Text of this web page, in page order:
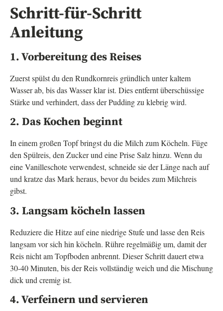
Schritt-für-Schritt
Anleitung
1. Vorbereitung des Reises
Zuerst spülst du den Rundkornreis gründlich unter kaltem
Wasser ab, bis das Wasser klar ist. Dies entfernt überschüssige
Stärke und verhindert, dass der Pudding zu klebrig wird.
2. Das Kochen beginnt
In einem großen Topf bringst du die Milch zum Köcheln. Füge
den Spülreis, den Zucker und eine Prise Salz hinzu. Wenn du
eine Vanilleschote verwendest, schneide sie der Länge nach auf
und kratze das Mark heraus, bevor du beides zum Milchreis
gibst.
3. Langsam köcheln lassen
Reduziere die Hitze auf eine niedrige Stufe und lasse den Reis
langsam vor sich hin köcheln. Rühre regelmäßig um, damit der
Reis nicht am Topfboden anbrennt. Dieser Schritt dauert etwa
30-40 Minuten, bis der Reis vollständig weich und die Mischung
dick und cremig ist.
4. Verfeinern und servieren